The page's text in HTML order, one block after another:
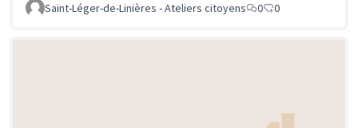
Saint-Léger-de-Linières - Ateliers citoyens 0 0